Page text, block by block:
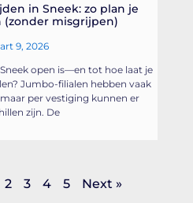
in Sneek: zo plan je
(zonder misgrijpen)
9, 2026
open is—en tot hoe laat je
Jumbo-filialen hebben vaak
per vestiging kunnen er
zijn. De
2 3 4 5 Next »